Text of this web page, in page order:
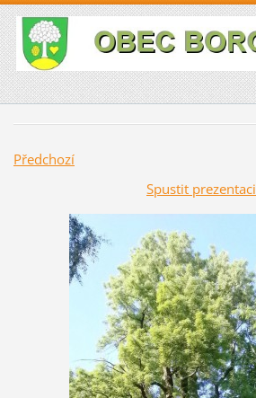
Předchozí
Spustit prezentaci